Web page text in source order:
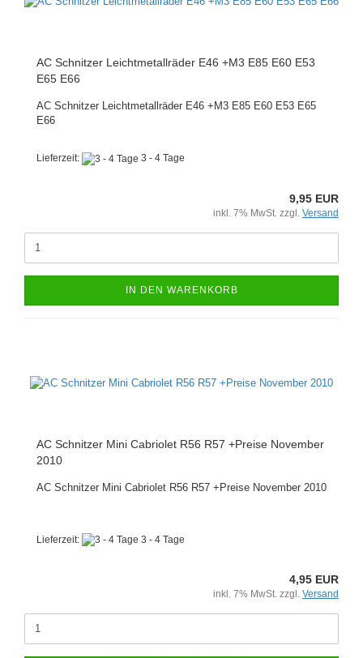
AC Schnitzer Leichtmetallräder E46 +M3 E85 E60 E53
E65 E66
AC Schnitzer Leichtmetallräder E46 +M3 E85 E60 E53 E65
E66
Lieferzeit: 3 - 4 Tage
9,95 EUR
inkl. 7% MwSt. zzgl. Versand
IN DEN WARENKORB
AC Schnitzer Mini Cabriolet R56 R57 +Preise November
2010
AC Schnitzer Mini Cabriolet R56 R57 +Preise November 2010
Lieferzeit: 3 - 4 Tage
4,95 EUR
inkl. 7% MwSt. zzgl. Versand